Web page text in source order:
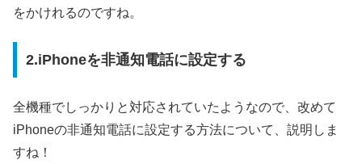
をかけれるのですね。
2.iPhoneを非通知電話に設定する
全機種でしっかりと対応されていたようなので、改めて
iPhoneの非通知電話に設定する方法について、説明しま
すね！